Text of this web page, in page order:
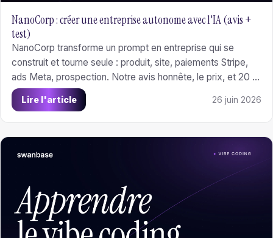
NanoCorp : créer une entreprise autonome avec l'IA (avis +
test)
NanoCorp transforme un prompt en entreprise qui se
construit et tourne seule : produit, site, paiements Stripe,
ads Meta, prospection. Notre avis honnête, le prix, et 20 $
offerts pour tester avec le code SWANNC20.
Lire l'article 26 juin 2026